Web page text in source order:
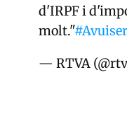
d'IRPF i
molt."
— RTVA